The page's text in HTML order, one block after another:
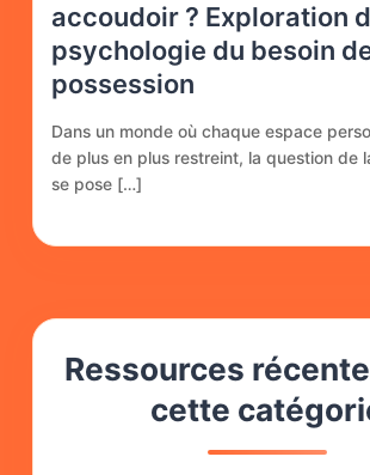
accoudoir ? Exploration
psychologie du besoin
possession
Dans un monde où chaque espace
de plus en plus restreint, la question de
se pose […]
Ressources
cette